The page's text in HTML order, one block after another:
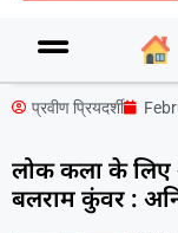
प्रवीण प्रियदर्शी
लोक कला के लिए
बलराम कुंवर :